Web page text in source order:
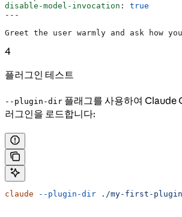
disable-model-invocation : true
---
Greet the user warmly and ask how
4
플러그인 테스트
--plugin-dir 플래그를 사용하여 Claude
러그인을 로드합니다:
claude --plugin-dir ./my-first-plugin